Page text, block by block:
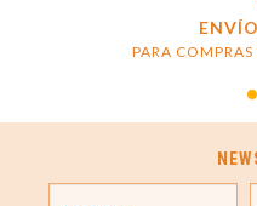
PARA